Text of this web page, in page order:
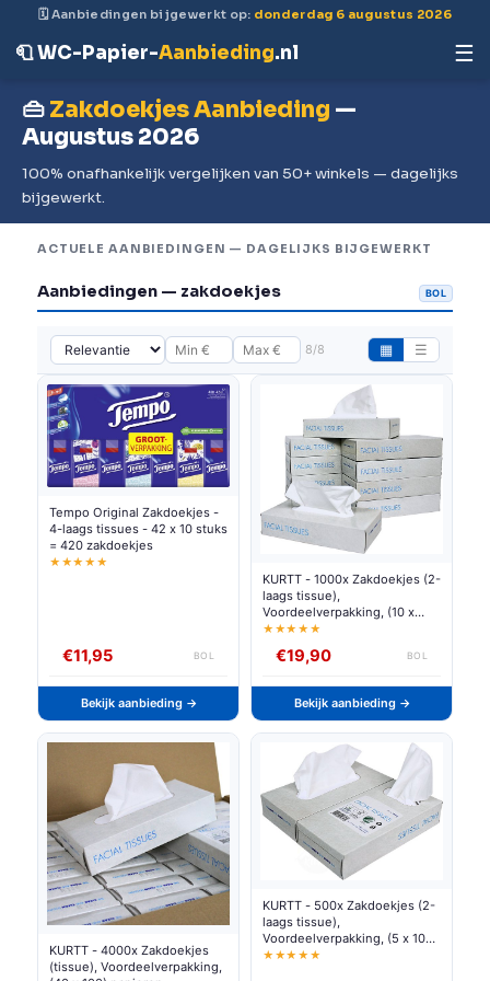
🗓 Aanbiedingen bijgewerkt op: donderdag 6 augustus 2026
🧻 WC-Papier-Aanbieding.nl ☰
👜Zakdoekjes Aanbieding —
Augustus 2026
100% onafhankelijk vergelijken van 50+ winkels — dagelijks
bijgewerkt.
ACTUELE AANBIEDINGEN — DAGELIJKS BIJGEWERKT
Aanbiedingen — zakdoekjes BOL
8/8 ▦ ☰
Tempo Original Zakdoekjes -
4-laags tissues - 42 x 10 stuks
= 420 zakdoekjes
★★★★★
€11,95 BOL
Bekijk aanbieding →
KURTT - 1000x Zakdoekjes (2-
laags tissue),
Voordeelverpakking, (10 x
100) papieren zakdoekjes,
reinigingsdoekjes cellulose
★★★★★
€19,90 BOL
Bekijk aanbieding →
KURTT - 4000x Zakdoekjes
(tissue), Voordeelverpakking,
KURTT - 500x Zakdoekjes (2-
laags tissue),
Voordeelverpakking, (5 x 100)
papieren zakdoekjes, 20x20
★★★★★